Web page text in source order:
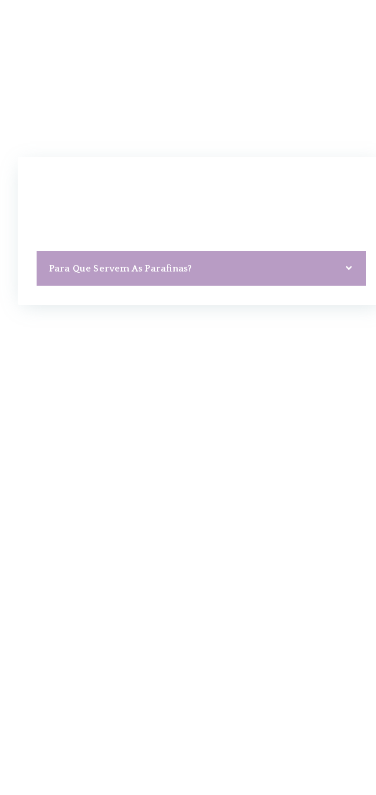
Para Que Servem As Parafinas?